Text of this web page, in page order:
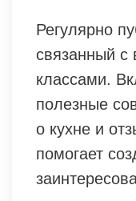
Регулярно
связанный
классами.
полезные
о кухне и
помогает